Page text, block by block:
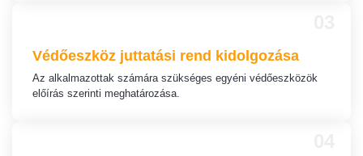
Védőeszköz juttatási rend kidolgozása
Az alkalmazottak számára szükséges egyéni védőeszközök
előírás szerinti meghatározása.